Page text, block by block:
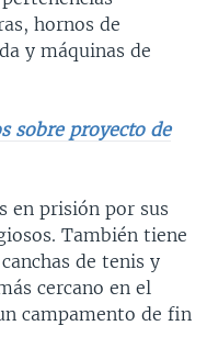
hornos de
y máquinas de
sobre proyecto de
en prisión por sus
También tiene
de tenis y
cercano en el
campamento de fin